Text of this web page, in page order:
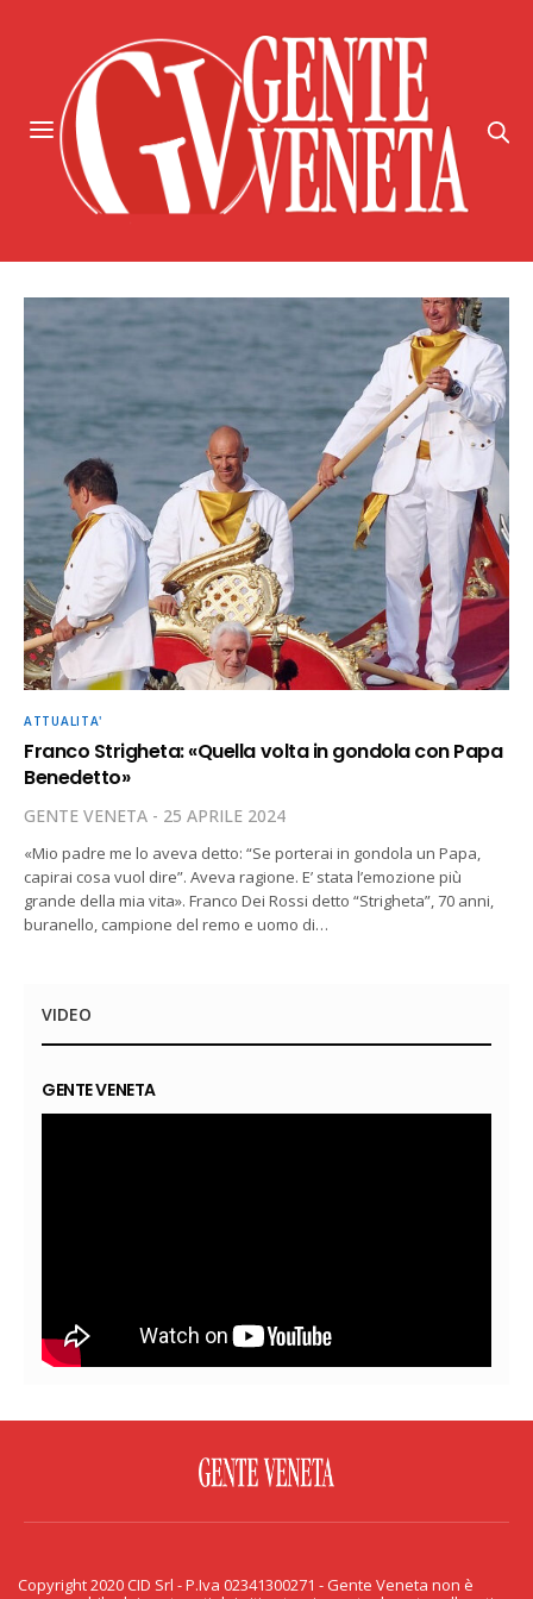
ATTUALITA'
Franco Strigheta: «Quella volta in gondola con Papa
Benedetto»
GENTE VENETA 25 APRILE 2024
«Mio padre me lo aveva detto: “Se porterai in gondola un Papa,
capirai cosa vuol dire”. Aveva ragione. E’ stata l’emozione più
grande della mia vita». Franco Dei Rossi detto “Strigheta”, 70 anni,
buranello, campione del remo e uomo di…
VIDEO
GENTE VENETA
PRIVACY & COOKIE
Copyright 2020 CID Srl - P.Iva 02341300271 - Gente Veneta non è